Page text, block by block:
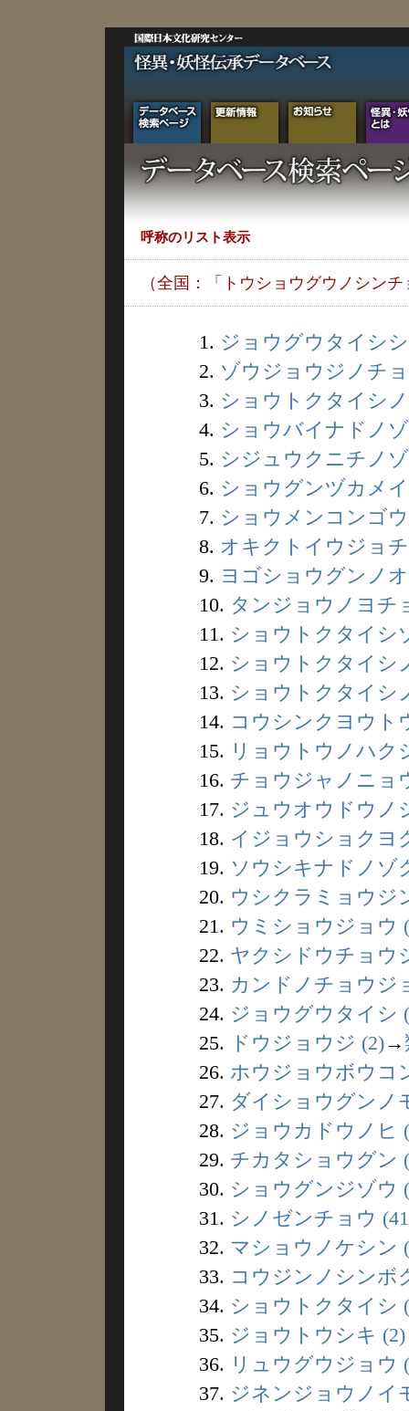
呼称のリスト表示
（全国：「トウショウグウノシン
1. ジョウグウタイシ
2. ゾウジョウジノチ
3. ショウトクタイシ
4. ショウバイナドノ
5. シジュウクニチノ
6. ショウグンヅカメ
7. ショウメンコンゴ
8. オキクトイウジョ
9. ヨゴショウグンノ
10. タンジョウノヨチ
11. ショウトクタイシ
12. ショウトクタイシ
13. ショウトクタイシ
14. コウシンクヨウト
15. リョウトウノハク
16. チョウジャノニョ
17. ジュウオウドウノ
18. イジョウショクヨ
19. ソウシキナドノゾ
20. ウシクラミョウジ
21. ウミショウジョウ
22. ヤクシドウチョウ
23. カンドノチョウジ
24. ジョウグウタイシ
25.
ドウジョウジ (2)→
26. ホウジョウボウコ
27. ダイショウグンノ
28. ジョウカドウノヒ
29. チカタショウグン
30. ショウグンジゾウ
31. シノゼンチョウ
32. マショウノケシン
33. コウジンノシンボ
34. ショウトクタイシ
35. ジョウトウシキ (2)
36. リュウグウジョウ
37. ジネンジョウノイ